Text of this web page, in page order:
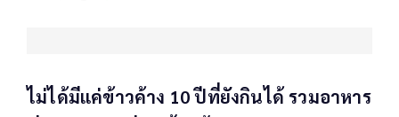
ไม่ได้มีแค่ข้าวค้าง 10 ปีที่ยังกินได้ รวมอาหาร